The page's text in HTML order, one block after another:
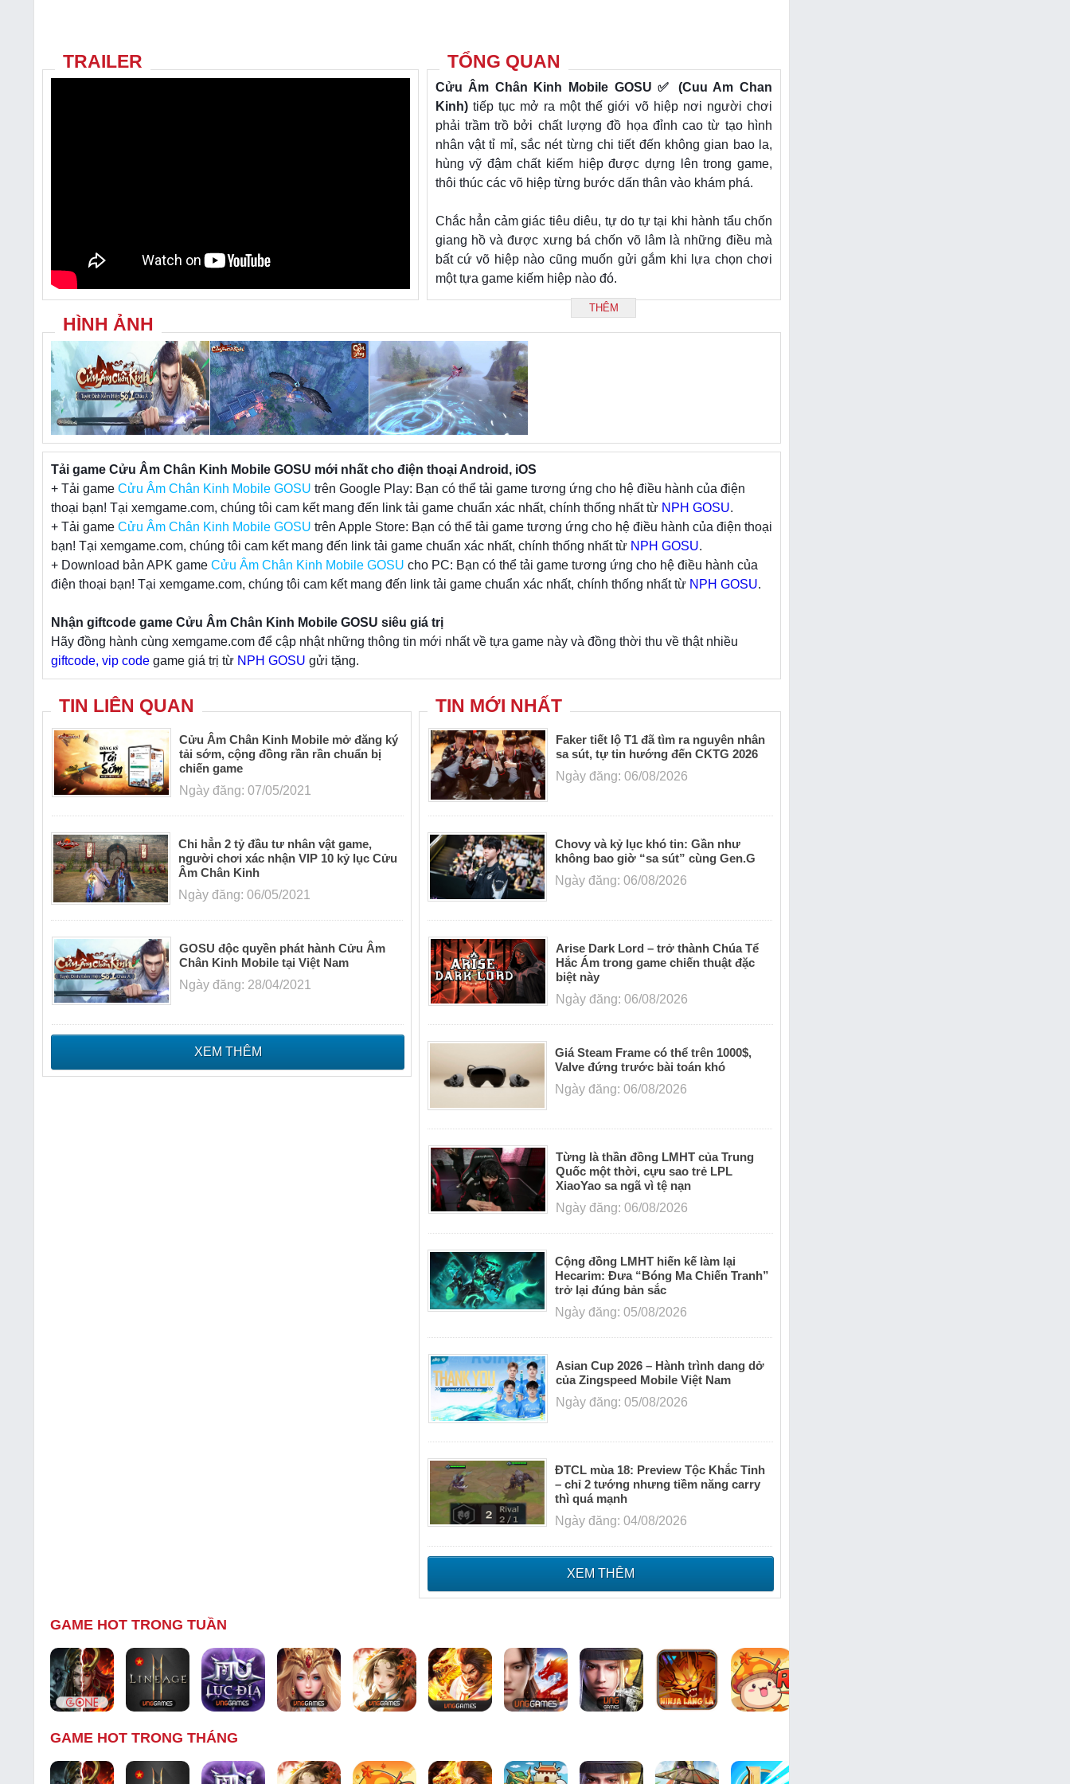
TRAILER TỔNG QUAN
Cửu Âm Chân Kinh Mobile GOSU ✅ (Cuu Am Chan
Kinh)tiếp tục mở ra một thế giới võ hiệp nơi người chơi
phải trầm trồ bởi chất lượng đồ họa đỉnh cao từ tạo hình
nhân vật tỉ mỉ, sắc nét từng chi tiết đến không gian bao la,
hùng vỹ đậm chất kiếm hiệp được dựng lên trong game,
thôi thúc các võ hiệp từng bước dấn thân vào khám phá.
Chắc hẳn cảm giác tiêu diêu, tự do tự tại khi hành tẩu chốn
giang hồ và được xưng bá chốn võ lâm là những điều mà
bất cứ võ hiệp nào cũng muốn gửi gắm khi lựa chọn chơi
một tựa game kiếm hiệp nào đó.
Tuyệt phẩm CACK Mobile hứa hẹn sẽ không làm các game
thủ yêu thích dòng game kiếm hiệp phải thất vọng khi tiếp
nối những thành công từ phiên bản PC để tái hiện lại một
thế giới võ hiệp sống động và chân thực nhất từ trước nay
trên nền tảng Mobile.
Từ việc xây dựng cốt truyện cuốn hút, nhân vật đa dạng với
đầy đủ các môn phái theo chuẩn nguyên tác và hệ thống võ
học phong phú dần được hé lộ trong chốn giang hồ oanh
liệt, Cửu Âm Chân Kinh Mobile mang đến một không gian
trải nghiệm vô hạn dành cho game thủ.
THÊM
HÌNH ẢNH
Tải game Cửu Âm Chân Kinh Mobile GOSU mới nhất cho điện thoại Android, iOS
+ Tải game Cửu Âm Chân Kinh Mobile GOSU trên Google Play: Bạn có thể tải game tương ứng cho hệ điều hành của điện
thoại bạn! Tại xemgame.com, chúng tôi cam kết mang đến link tải game chuẩn xác nhất, chính thống nhất từ NPH GOSU.
+ Tải game Cửu Âm Chân Kinh Mobile GOSU trên Apple Store: Bạn có thể tải game tương ứng cho hệ điều hành của điện thoại
bạn! Tại xemgame.com, chúng tôi cam kết mang đến link tải game chuẩn xác nhất, chính thống nhất từ NPH GOSU.
+ Download bản APK game Cửu Âm Chân Kinh Mobile GOSU cho PC: Bạn có thể tải game tương ứng cho hệ điều hành của
điện thoại bạn! Tại xemgame.com, chúng tôi cam kết mang đến link tải game chuẩn xác nhất, chính thống nhất từ NPH GOSU.
Nhận giftcode game Cửu Âm Chân Kinh Mobile GOSU siêu giá trị
Hãy đồng hành cùng xemgame.com để cập nhật những thông tin mới nhất về tựa game này và đồng thời thu về thật nhiều
giftcode, vip code game giá trị từ NPH GOSU gửi tặng.
TIN LIÊN QUAN
Cửu Âm Chân Kinh Mobile mở đăng ký
tải sớm, cộng đồng rần rần chuẩn bị
chiến game
Ngày đăng: 07/05/2021
Chi hẳn 2 tỷ đầu tư nhân vật game,
người chơi xác nhận VIP 10 kỷ lục Cửu
Âm Chân Kinh
Ngày đăng: 06/05/2021
GOSU độc quyền phát hành Cửu Âm
Chân Kinh Mobile tại Việt Nam
Ngày đăng: 28/04/2021
XEM THÊM
TIN MỚI NHẤT
Faker tiết lộ T1 đã tìm ra nguyên nhân
sa sút, tự tin hướng đến CKTG 2026
Ngày đăng: 06/08/2026
Chovy và kỷ lục khó tin: Gần như
không bao giờ “sa sút” cùng Gen.G
Ngày đăng: 06/08/2026
Arise Dark Lord – trở thành Chúa Tể
Hắc Ám trong game chiến thuật đặc
biệt này
Ngày đăng: 06/08/2026
Giá Steam Frame có thể trên 1000$,
Valve đứng trước bài toán khó
Ngày đăng: 06/08/2026
Từng là thần đồng LMHT của Trung
Quốc một thời, cựu sao trẻ LPL
XiaoYao sa ngã vì tệ nạn
Ngày đăng: 06/08/2026
Cộng đồng LMHT hiến kế làm lại
Hecarim: Đưa “Bóng Ma Chiến Tranh”
trở lại đúng bản sắc
Ngày đăng: 05/08/2026
Asian Cup 2026 – Hành trình dang dở
của Zingspeed Mobile Việt Nam
Ngày đăng: 05/08/2026
ĐTCL mùa 18: Preview Tộc Khắc Tinh
– chỉ 2 tướng nhưng tiềm năng carry
thì quá mạnh
Ngày đăng: 04/08/2026
XEM THÊM
GAME HOT TRONG TUẦN
GAME HOT TRONG THÁNG